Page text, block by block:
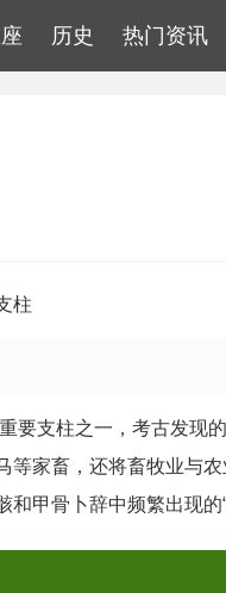
历史 热门资讯
柱
要支柱之一，考古发现
家畜，还将畜牧业与
甲骨卜辞中频繁出现的